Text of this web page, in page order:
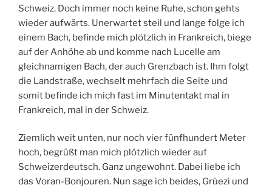
Schweiz. Doch immer noch keine Ruhe, schon gehts
wieder aufwärts. Unerwartet steil und lange folge ich
einem Bach, befinde mich plötzlich in Frankreich, biege
auf der Anhöhe ab und komme nach Lucelle am
gleichnamigen Bach, der auch Grenzbach ist. Ihm folgt
die Landstraße, wechselt mehrfach die Seite und
somit befinde ich mich fast im Minutentakt mal in
Frankreich, mal in der Schweiz.
Ziemlich weit unten, nur noch vier fünfhundert Meter
hoch, begrüßt man mich plötzlich wieder auf
Schweizerdeutsch. Ganz ungewohnt. Dabei liebe ich
das Voran-Bonjouren. Nun sage ich beides, Grüezi und